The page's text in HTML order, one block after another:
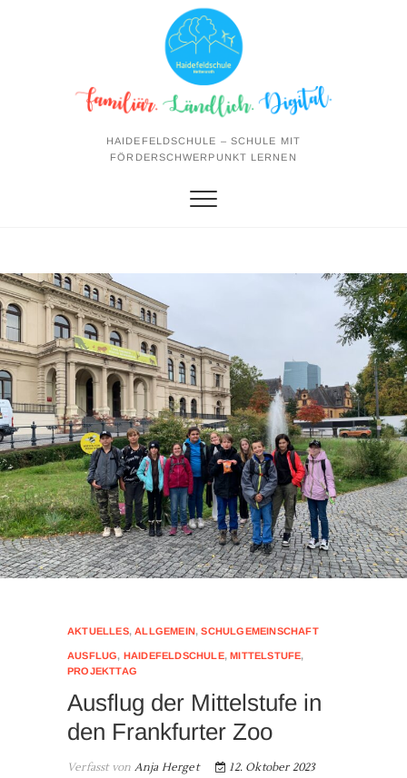
HAIDEFELDSCHULE – SCHULE MIT
FÖRDERSCHWERPUNKT LERNEN
AKTUELLES,ALLGEMEIN,SCHULGEMEINSCHAFT
AUSFLUG, HAIDEFELDSCHULE,MITTELSTUFE,
PROJEKTTAG
Ausflug der Mittelstufe in
den Frankfurter Zoo
Verfasst von Anja Herget 12. Oktober 2023